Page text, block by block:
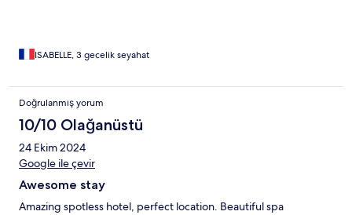
ISABELLE, 3 gecelik seyahat
Doğrulanmış yorum
10/10 Olağanüstü
24 Ekim 2024
Google ile çevir
Awesome stay
Amazing spotless hotel, perfect location. Beautiful spa